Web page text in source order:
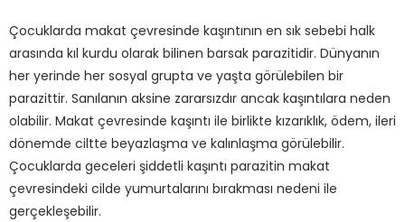
Çocuklarda makat çevresinde kaşıntının en sık sebebi halk
arasında kıl kurdu olarak bilinen barsak parazitidir. Dünyanın
her yerinde her sosyal grupta ve yaşta görülebilen bir
parazittir. Sanılanın aksine zararsızdır ancak kaşıntılara neden
olabilir. Makat çevresinde kaşıntı ile birlikte kızarıklık, ödem, ileri
dönemde ciltte beyazlaşma ve kalınlaşma görülebilir.
Çocuklarda geceleri şiddetli kaşıntı parazitin makat
çevresindeki cilde yumurtalarını bırakması nedeni ile
gerçekleşebilir.